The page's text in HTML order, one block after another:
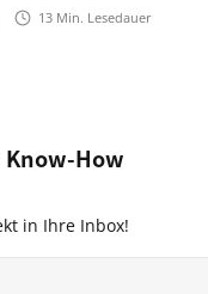
13 Min. Lesedauer
Know-How
in Ihre Inbox!